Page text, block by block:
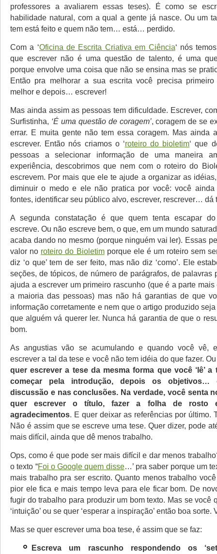
professores a avaliarem essas teses). É como se
habilidade natural, com a qual a gente já nasce. Ou um
tem está feito e quem não tem… está… perdido.
Com a ‘Oficina de Escrita Criativa em Ciência‘ nós
que escrever não é uma questão de talento, é uma
porque envolve uma coisa que não se ensina mas se
Então pra melhorar a sua escrita você precisa primeiro
melhor e depois… escrever!
Mas ainda assim as pessoas tem dificuldade. Escrever,
Surfistinha, ‘É uma questão de coragem’, coragem de se
errar. E muita gente não tem essa coragem. Mas ainda
escrever. Então nós criamos o ‘roteiro do bioletim‘ que
pessoas a selecionar informação de uma maneira
experiência, descobrimos que nem com o roteiro do
escrevem. Por mais que ele te ajude a organizar as
diminuir o medo e ele não pratica por você: você ainda
fontes, identificar seu público alvo, escrever, rescrever… dá
A segunda constatação é que quem tenta escapar
escreve. Ou não escreve bem, o que, em um mundo
acaba dando no mesmo (porque ninguém vai ler). Essas
valor no roteiro do Bioletimporque ele é um roteiro sem
diz ‘o que’ tem de ser feito, mas não diz ‘como’. Ele
seções, de tópicos, de número de parágrafos, de palavras
ajuda a escrever um primeiro rascunho (que é a parte
a maioria das pessoas) mas não há garantias de que
informação corretamente e nem que o artigo produzido
que alguém vá querer ler. Nunca há garantia de que o
bom.
As angustias vão se acumulando e quando você vê,
escrever a tal da tese e você não tem idéia do que fazer.
quer escrever a tese da mesma forma que você ‘lê’ a
começar pela introdução, depois os objetivos…
discussão e nas conclusões. Na verdade, você senta
quer escrever o título, fazer a folha de rosto
agradecimentos. E quer deixar as referências por último.
Não é assim que se escreve uma tese. Quer dizer, pode
mais difícil, ainda que dê menos trabalho.
Ops, como é que pode ser mais difícil e dar menos
o texto “Foi o Google quem disse…’ pra saber porque um
mais trabalho pra ser escrito. Quanto menos trabalho
pior ele fica e mais tempo leva para ele ficar bom. De
fugir do trabalho para produzir um bom texto. Mas se você
‘intuição’ ou se quer ‘esperar a inspiração’ então boa sorte.
Mas se quer escrever uma boa tese, é assim que se faz:
Escreva um rascunho respondendo os